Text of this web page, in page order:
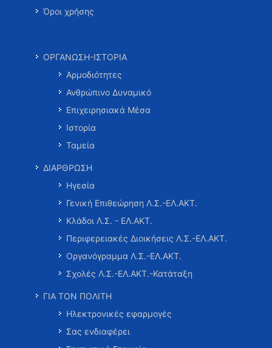
Όροι χρήσης
ΟΡΓΑΝΩΣΗ-ΙΣΤΟΡΙΑ
Αρμοδιότητες
Ανθρώπινο Δυναμικό
Επιχειρησιακά Μέσα
Ιστορία
Ταμεία
ΔΙΑΡΘΡΩΣΗ
Ηγεσία
Γενική Επιθεώρηση Λ.Σ.-ΕΛ.ΑΚΤ.
Κλάδοι Λ.Σ. - ΕΛ.ΑΚΤ.
Περιφερειακές Διοικήσεις Λ.Σ.-ΕΛ.ΑΚΤ.
Οργανόγραμμα Λ.Σ.-ΕΛ.ΑΚΤ.
Σχολές Λ.Σ.-ΕΛ.ΑΚΤ.-Κατάταξη
ΓΙΑ ΤΟΝ ΠΟΛΙΤΗ
Ηλεκτρονικές εφαρμογές
Σας ενδιαφέρει